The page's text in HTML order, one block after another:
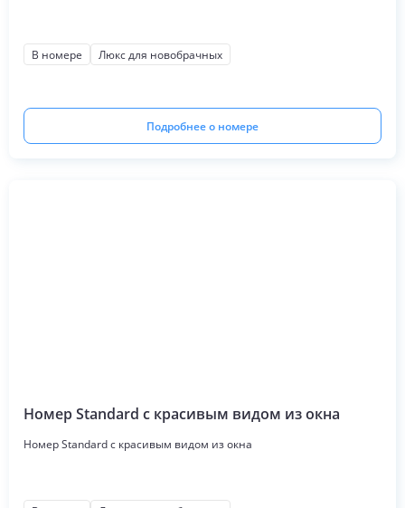
В номере Люкс для новобрачных
Подробнее о номере
Номер Standard с красивым видом из окна
Номер Standard с красивым видом из окна